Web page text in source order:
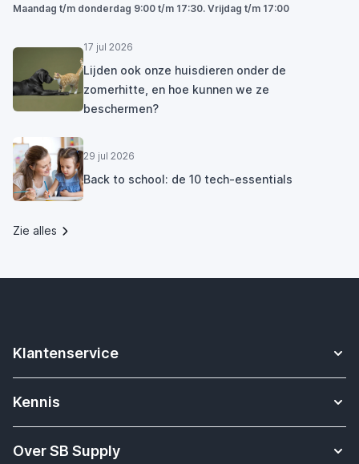
Maandag t/m donderdag 9:00 t/m 17:30. Vrijdag t/m 17:00
17 jul 2026
Lijden ook onze huisdieren onder de
zomerhitte, en hoe kunnen we ze
beschermen?
29 jul 2026
Back to school: de 10 tech-essentials
Zie alles
Klantenservice
Contact
Verzending & bezorging
Kennis
Apple Watch bandjes kennisbank
Over SB Supply